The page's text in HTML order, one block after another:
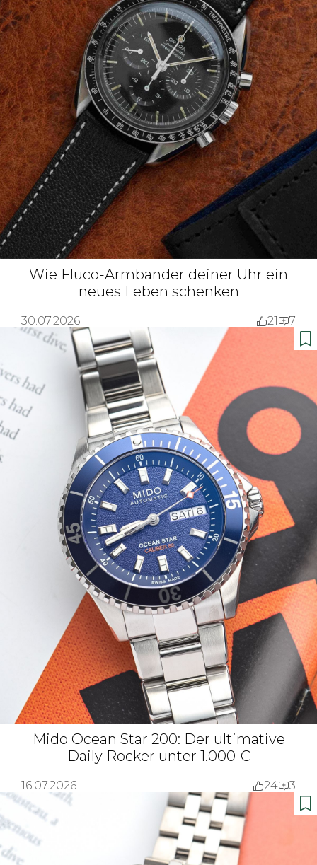
Wie Fluco-Armbänder deiner Uhr ein
neues Leben schenken
30.07.2026 21 7
Mido Ocean Star 200: Der ultimative
Daily Rocker unter 1.000 €
16.07.2026 24 3